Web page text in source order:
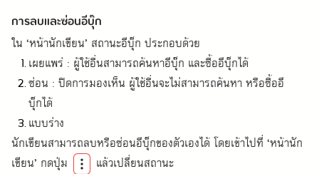
การลบและซ่อนอีบุ๊ก
ใน ‘หน้านักเขียน’ สถานะอีบุ๊ก ประกอบด้วย
เผยแพร่ : ผู้ใช้อื่นสามารถค้นหาอีบุ๊ก และซื้ออีบุ๊กได้
ซ่อน : ปิดการมองเห็น ผู้ใช้อื่นจะไม่สามารถค้นหา หรือซื้ออี
บุ๊กได้
แบบร่าง
นักเขียนสามารถลบหรือซ่อนอีบุ๊กของตัวเองได้ โดยเข้าไปที่ ‘หน้านัก
เขียน’ กดปุ่ม
แล้วเปลี่ยนสถานะ